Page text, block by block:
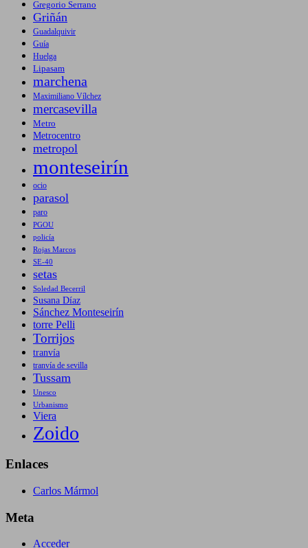
Gregorio Serrano
Griñán
Guadalquivir
Guía
Huelga
Lipasam
marchena
Maximiliano Vílchez
mercasevilla
Metro
Metrocentro
metropol
monteseirín
ocio
parasol
paro
PGOU
policía
Rojas Marcos
SE-40
setas
Soledad Becerril
Susana Díaz
Sánchez Monteseirín
torre Pelli
Torrijos
tranvía
tranvía de sevilla
Tussam
Unesco
Urbanismo
Viera
Zoido
Enlaces
Carlos Mármol
Meta
Acceder